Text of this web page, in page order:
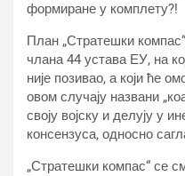
формиране у комплету?!
План „Стратешки
члана 44 устава ЕУ, на
није позивао, а који ће
овом случају названи
своју војску и делују у
консензуса, односно
„Стратешки компас“ се